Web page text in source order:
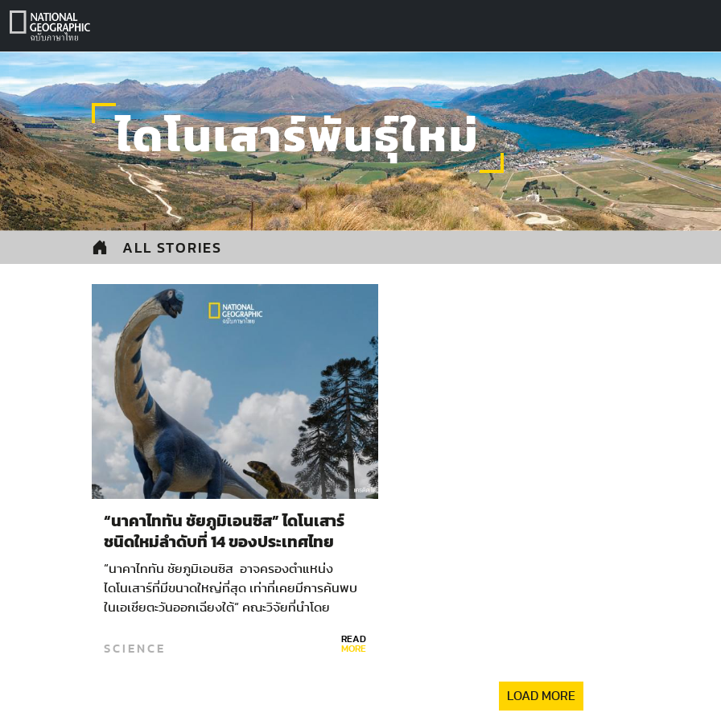
Skip
ไดโนเสาร์พันธุ์ใหม่
ALL STORIES
“นาคาไททัน ชัยภูมิเอนซิส” ไดโนเสาร์
ชนิดใหม่ลำดับที่ 14 ของประเทศไทย
“นาคาไททัน ชัยภูมิเอนซิส อาจครองตำแหน่ง
ไดโนเสาร์ที่มีขนาดใหญ่ที่สุด เท่าที่เคยมีการค้นพบ
ในเอเชียตะวันออกเฉียงใต้“ คณะวิจัยที่นำโดย
SCIENCE READ
MORE
LOAD MORE